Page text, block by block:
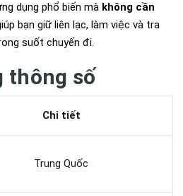
dụng phổ biến mà không cần
bạn giữ liên lạc, làm việc và tra
suốt chuyến đi.
thông số
Chi tiết
Trung Quốc